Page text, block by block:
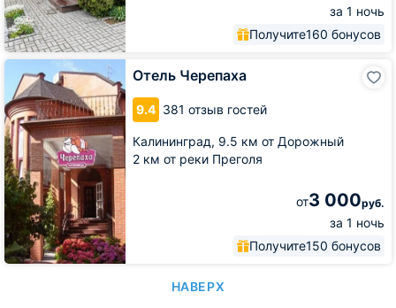
за 1 ночь
Получите160 бонусов
Отель Черепаха
9.4 381 отзыв гостей
Калининград, 9.5 км от Дорожный
2 км от реки Преголя
от3 000руб.
за 1 ночь
Получите150 бонусов
Отель
Черепаха
НАВЕРХ